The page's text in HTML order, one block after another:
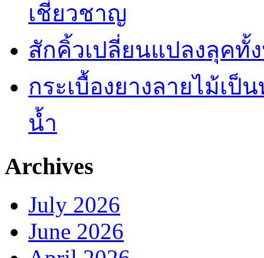
เชี่ยวชาญ
สักคิ้วเปลี่ยนแปลงลุคทั้
กระเบื้องยางลายไม้เ
น้ำ
Archives
July 2026
June 2026